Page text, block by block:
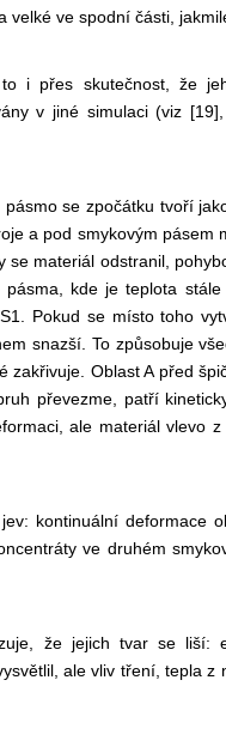
velké ve spodní části,
i přes skutečnost, že
v jiné simulaci (viz
se zpočátku tvoří
a pod smykovým pásem
se materiál odstranil,
kde je teplota
Pokud se místo toho
snazší. To způsobuje
Oblast A před
převezme, patří
ale materiál vlevo
kontinuální deformace
ve druhém
že jejich tvar se liší:
ale vliv tření, tepla z